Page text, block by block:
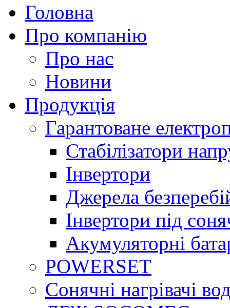
Головна
Про компанію
Про нас
Новини
Продукція
Гарантоване
Стабілізатори
Інвертори
Джерела
Інвертори під
Акумуляторні
POWERSET
Сонячні нагрівачі